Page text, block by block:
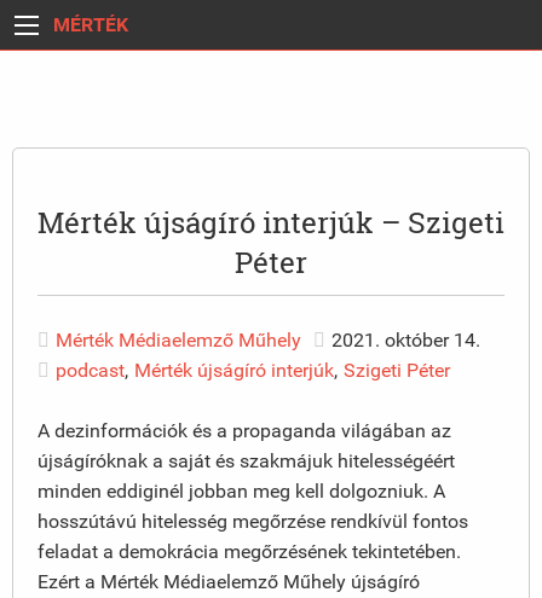
MÉRTÉK
Mérték újságíró interjúk – Szigeti
Péter
Mérték Médiaelemző Műhely
2021. október 14.
podcast, Mérték újságíró interjúk, Szigeti Péter
A dezinformációk és a propaganda világában az
újságíróknak a saját és szakmájuk hitelességéért
minden eddiginél jobban meg kell dolgozniuk. A
hosszútávú hitelesség megőrzése rendkívül fontos
feladat a demokrácia megőrzésének tekintetében.
Ezért a Mérték Médiaelemző Műhely újságíró